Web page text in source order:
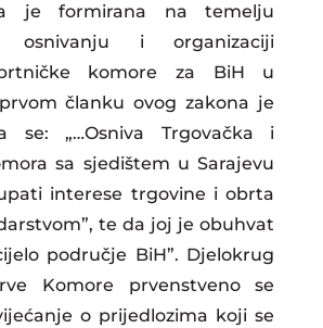
je formirana na temelju
i organizaciji
komore za BiH u
članku ovog zakona je
se: „…Osniva Trgovačka i
sa sjedištem u Sarajevu
interese trgovine i obrta
te da joj je obuhvat
područje BiH”. Djelokrug
Komore prvenstveno se
o prijedlozima koji se